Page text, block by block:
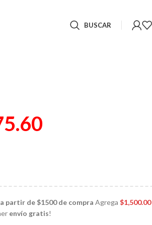
BUSCAR
partir de $1500 de compra Agrega$1,500.00
envío gratis!